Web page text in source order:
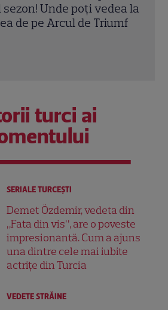
Cum l-a ajutat mama
mondial și motivul
turci ai
SERIALE TURCEŞTI
Demet Özdemir, vedeta din
„Fata din vis”, are o poveste
impresionantă. Cum a ajuns
una dintre cele mai iubite
actrițe din Turcia
VEDETE STRĂINE